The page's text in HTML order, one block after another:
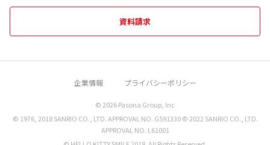
禅坊 靖寧
望楼 青海波
クラフトサーカス
エンターテインメント特集
団体プログラムカタログ
資料請求
企業情報 プライバシーポリシー
© 2026 Pasona Group, Inc
© 1976, 2018 SANRIO CO., LTD. APPROVAL NO. G591330 © 2022 SANRIO CO., LTD.
APPROVAL NO. L61001